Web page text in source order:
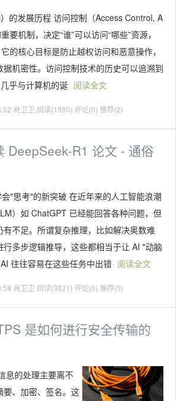
的发展历程 访问控制（Access Control, A
要机制，决定“谁”可以访问“哪些”资源，
的核心目标是防止越权访问和恶意操作，
机密性。访问控制技术的历史可以追溯到
乎与计算机的诞 阅读全文
肖卫卫 阅读(1880) 评论(0) 推荐(2)
DeepSeek-R1 论文 - 通俗
"思考"的新突破 在近年来的人工智能浪潮
）如 ChatGPT 已经能回答各种问题，但
有不足。所谓复杂推理，比如解决奥数难
多步逻辑推导，这些都相当于让 AI "动脑
往往容易在这些任务中出错 阅读全文
肖卫卫 阅读(3821) 评论(0) 推荐(5)
是如何进行安全传输的
息的处理主要离不
、加密、签名。这